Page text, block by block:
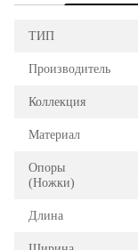
ТИП
Производитель
Коллекция
Материал
Опоры
(Ножки)
Длина